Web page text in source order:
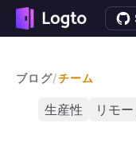
ブログ/チーム
生産性 リモ